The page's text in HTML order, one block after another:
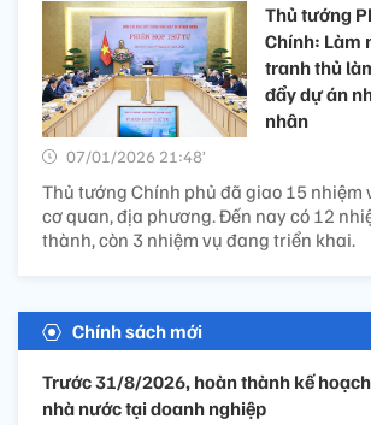
Thủ tướng
Chính: Làm
tranh thủ
đẩy dự án
nhân
07/01/2026 21:48’
Thủ tướng Chính phủ đã giao 15 nhiệm
cơ quan, địa phương. Đến nay có 12
thành, còn 3 nhiệm vụ đang triển khai.
Chính sách mới
Trước 31/8/2026, hoàn thành kế
nhà nước tại doanh nghiệp